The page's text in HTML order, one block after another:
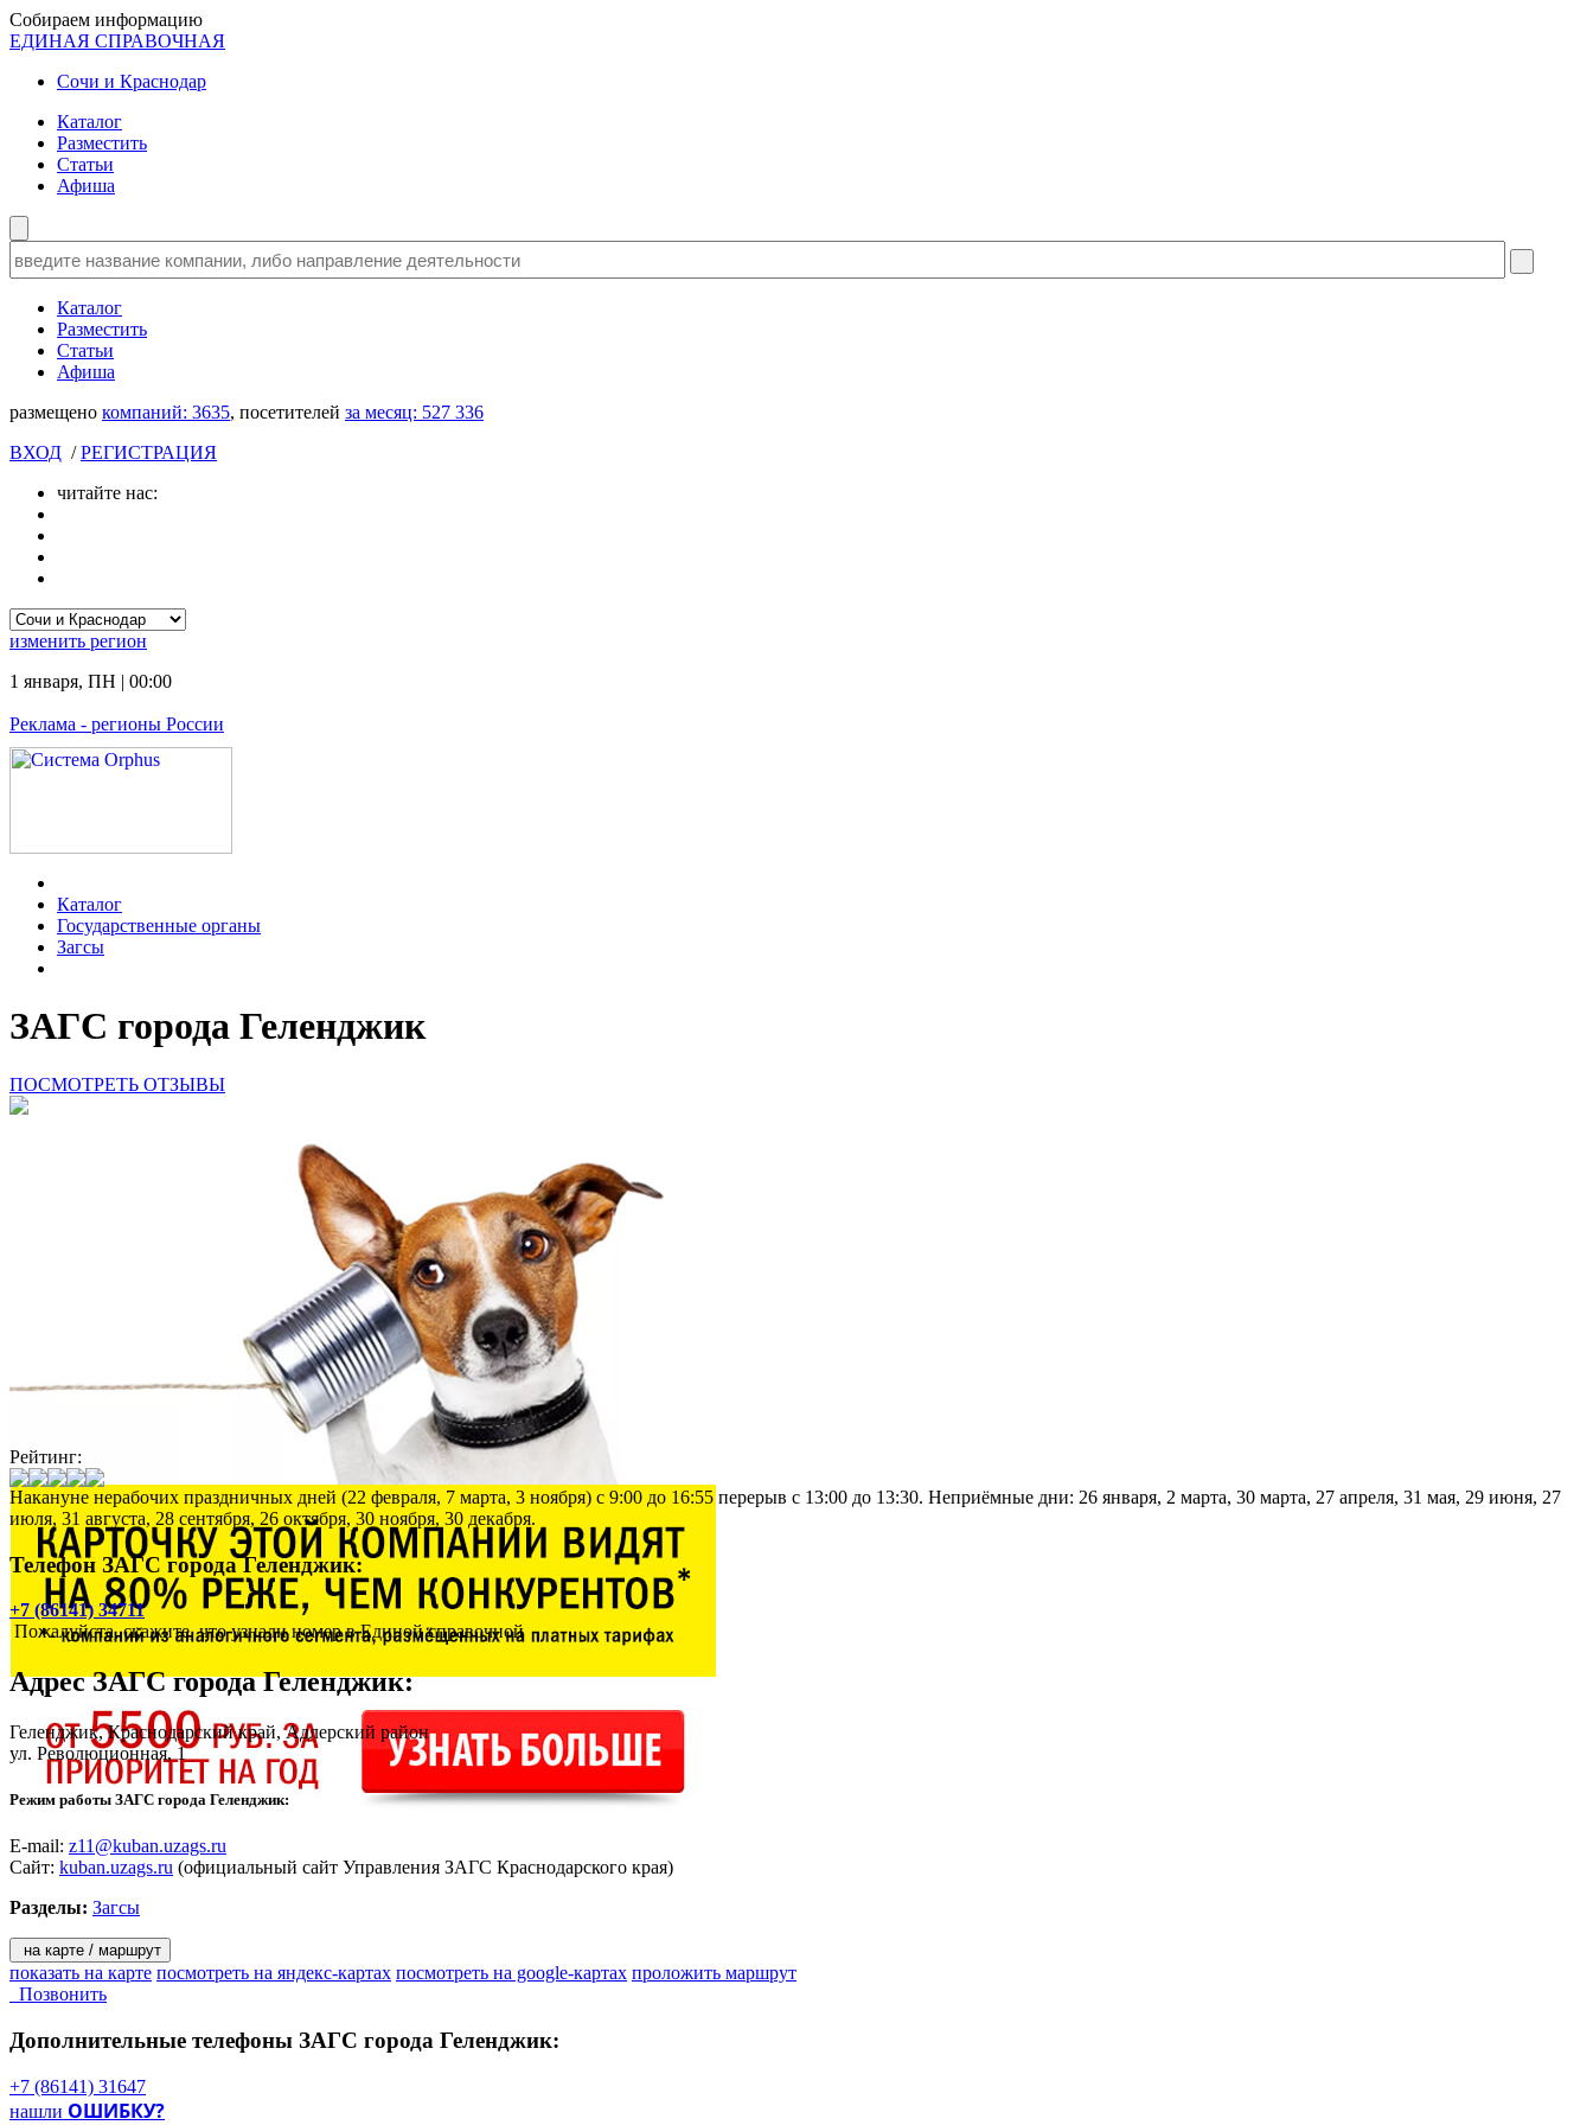
Собираем информацию
ЕДИНАЯ СПРАВОЧНАЯ
Сочи и Краснодар
Каталог
Разместить
Статьи
Афиша
Каталог
Разместить
Статьи
Афиша
размещено компаний: 3635, посетителей за месяц: 527 336
ВХОД /РЕГИСТРАЦИЯ
читайте нас:
изменить регион
1 января, ПН | 00:00
Реклама - регионы России
Каталог
Государственные органы
Загсы
ЗАГС города Геленджик
ПОСМОТРЕТЬ ОТЗЫВЫ
Рейтинг:
Накануне нерабочих праздничных дней (22 февраля, 7 марта, 3 ноября) с 9:00 до 16:55 перерыв с 13:00 до 13:30. Неприёмные дни: 26 января, 2 марта, 30 марта, 27 апреля, 31 мая, 29 июня, 27
июля, 31 августа, 28 сентября, 26 октября, 30 ноября, 30 декабря.
Телефон ЗАГС города Геленджик:
+7 (86141) 34711
Пожалуйста, скажите, что узнали номер в Единой справочной
АдресЗАГС города Геленджик:
Геленджик, Краснодарский край, Адлерский район
ул. Революционная, 1
Режим работы ЗАГС города Геленджик:
E-mail: z11@kuban.uzags.ru
Сайт: kuban.uzags.ru (официальный сайт Управления ЗАГС Краснодарского края)
Разделы: Загсы
на карте / маршрут
показать на карте посмотреть на яндекс-картах посмотреть на google-картах проложить маршрут
Позвонить
Дополнительные телефоны ЗАГС города Геленджик:
+7 (86141) 31647
нашли ОШИБКУ?